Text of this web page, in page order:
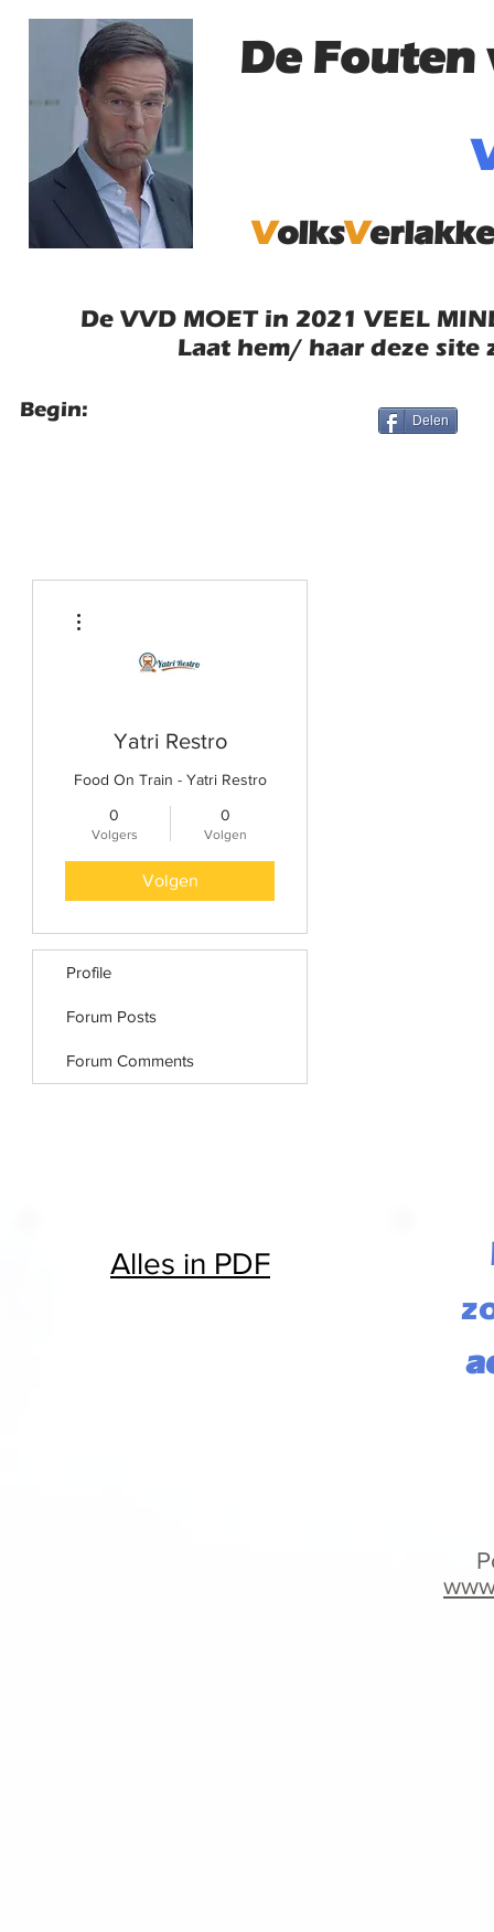
De Fouten
VolksV
De VVD MOET in 2021 VEEL
Laat hem/ haar deze site
Begin: Delen
Yatri Restro
Food On Train - Yatri Restro
0
Volgers
0
Volgen
Volgen
Profile
Forum Posts
Forum Comments
Alles in PDF